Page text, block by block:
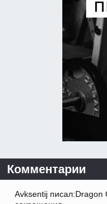
Комментарии
Avksentij писал:Dragon